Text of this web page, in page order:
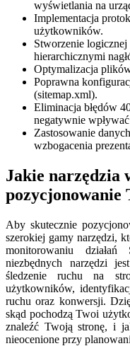
wyświetlania na
Implementacja
użytkowników.
Stworzenie
hierarchicznymi
Optymalizacja
Poprawna
(sitemap.xml).
Eliminacja błędów
negatywnie
Zastosowanie
wzbogacenia
Jakie narzędzia
Aby skutecznie
szerokiej gamy narzędzi,
monitorowaniu
niezbędnych narzędzi
śledzenie ruchu na
użytkowników,
ruchu oraz konwersji.
skąd pochodzą Twoi
znaleźć Twoją stronę, i
nieocenione przy